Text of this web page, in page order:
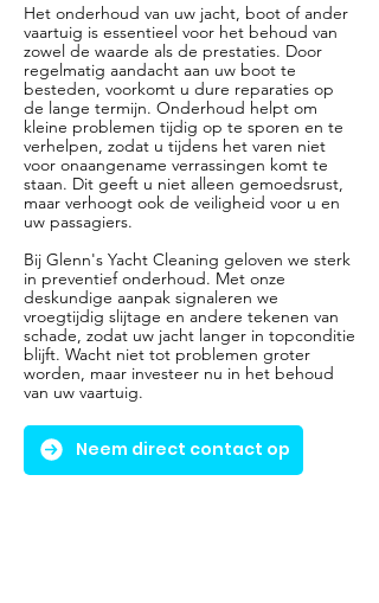
Het onderhoud van uw jacht, boot of ander
vaartuig is essentieel voor het behoud van
zowel de waarde als de prestaties. Door
regelmatig aandacht aan uw boot te
besteden, voorkomt u dure reparaties op
de lange termijn. Onderhoud helpt om
kleine problemen tijdig op te sporen en te
verhelpen, zodat u tijdens het varen niet
voor onaangename verrassingen komt te
staan. Dit geeft u niet alleen gemoedsrust,
maar verhoogt ook de veiligheid voor u en
uw passagiers.
Bij Glenn's Yacht Cleaning geloven we sterk
in preventief onderhoud. Met onze
deskundige aanpak signaleren we
vroegtijdig slijtage en andere tekenen van
schade, zodat uw jacht langer in topconditie
blijft. Wacht niet tot problemen groter
worden, maar investeer nu in het behoud
van uw vaartuig.
Neem direct contact op